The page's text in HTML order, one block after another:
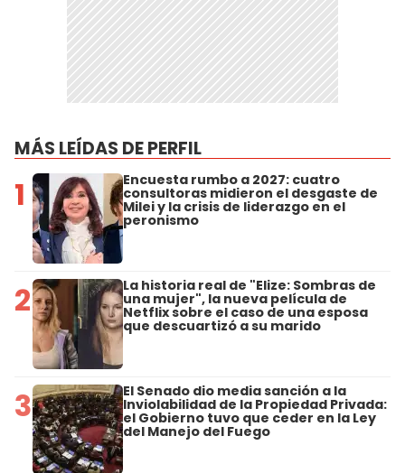
MÁS LEÍDAS DE PERFIL
1 Encuesta rumbo a 2027: cuatro
consultoras midieron el desgaste de
Milei y la crisis de liderazgo en el
peronismo
2 La historia real de "Elize: Sombras de
una mujer", la nueva película de
Netflix sobre el caso de una esposa
que descuartizó a su marido
3 El Senado dio media sanción a la
Inviolabilidad de la Propiedad Privada:
el Gobierno tuvo que ceder en la Ley
del Manejo del Fuego